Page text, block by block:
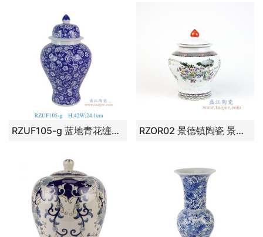
RZUF105-g 蓝地青花缠枝花叶纹蒋军罐 RZOR02 景德镇陶瓷 景德镇陶瓷粉彩百子图罐